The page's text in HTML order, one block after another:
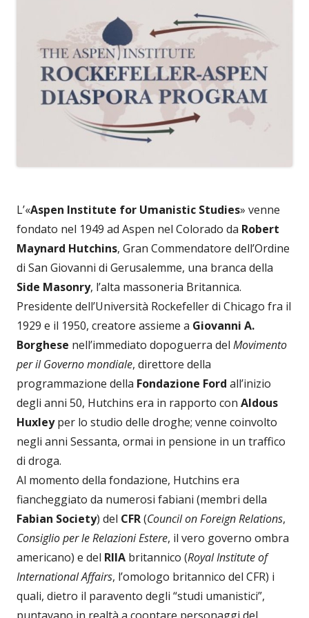
L’«Aspen Institute for Umanistic Studies» venne
fondato nel 1949 ad Aspen nel Colorado da Robert
Maynard Hutchins, Gran Commendatore dell’Ordine
di San Giovanni di Gerusalemme, una branca della
Side Masonry, l’alta massoneria Britannica.
Presidente dell’Università Rockefeller di Chicago fra il
1929 e il 1950, creatore assieme a Giovanni A.
Borghese nell’immediato dopoguerra del Movimento
per il Governo mondiale, direttore della
programmazione della Fondazione Ford all’inizio
degli anni 50, Hutchins era in rapporto con Aldous
Huxleyper lo studio delle droghe; venne coinvolto
negli anni Sessanta, ormai in pensione in un traffico
di droga.
Al momento della fondazione, Hutchins era
fiancheggiato da numerosi fabiani (membri della
Fabian Society) del CFR(Council on Foreign Relations,
Consiglio per le Relazioni Estere, il vero governo ombra
americano) e del RIIA britannico (Royal Institute of
International Affairs, l’omologo britannico del CFR) i
quali, dietro il paravento degli “studi umanistici”,